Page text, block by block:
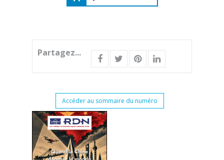
Partagez...
Accéder au sommaire du numéro